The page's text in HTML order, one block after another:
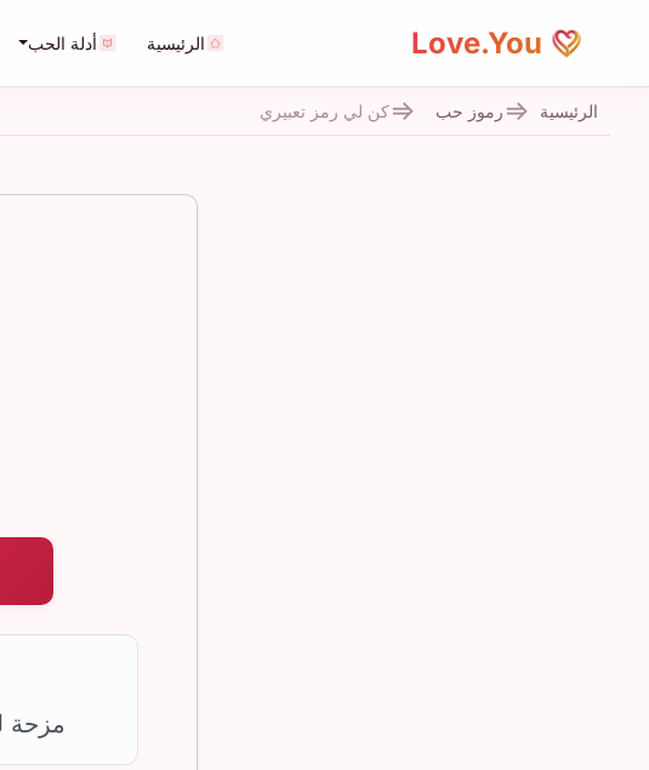
الرئيسية أدلة الحب
الرئيسية رموز حب كن لي رمز تعبيري
مزحة